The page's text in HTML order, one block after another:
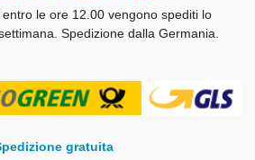
le ore 12.00 vengono spediti lo
Spedizione dalla Germania.
gratuita